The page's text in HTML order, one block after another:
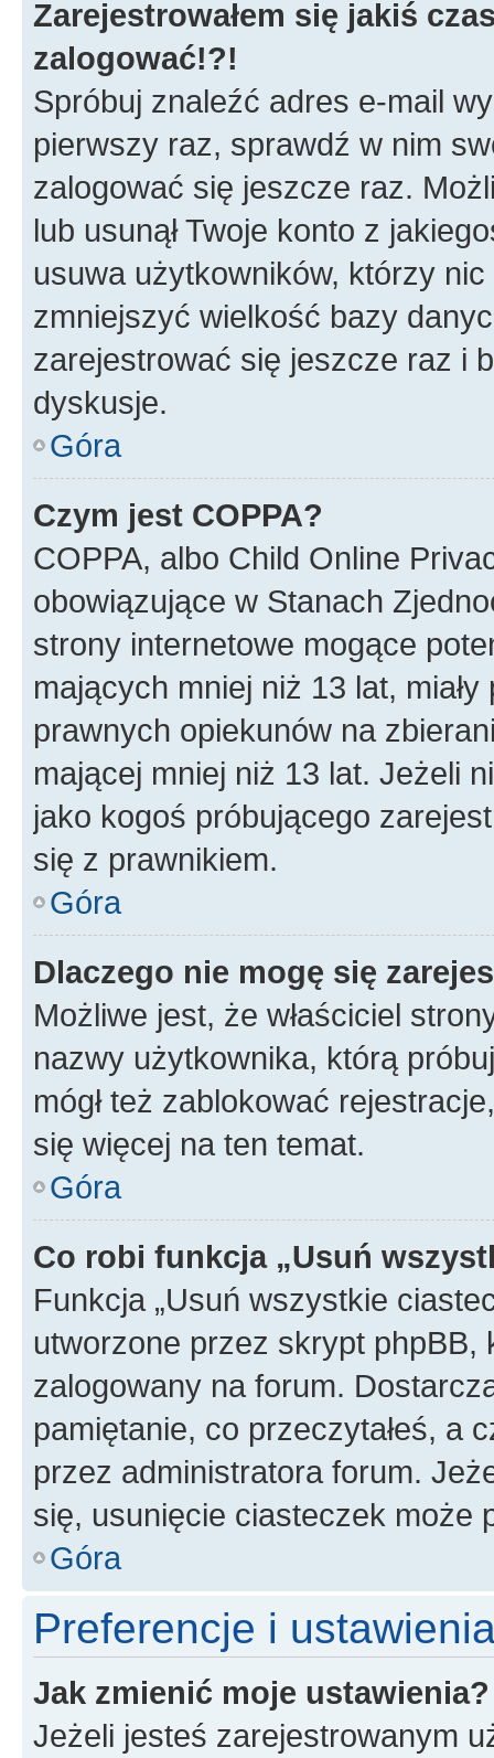
Zarejestrowałem się jakiś
zalogować!?!
Spróbuj znaleźć adres e-mail
pierwszy raz, sprawdź w nim
zalogować się jeszcze raz.
lub usunął Twoje konto z
usuwa użytkowników, którzy
zmniejszyć wielkość bazy
zarejestrować się jeszcze raz i
dyskusje.
Góra
Czym jest COPPA?
COPPA, albo Child Online
obowiązujące w Stanach
strony internetowe mogące
mających mniej niż 13 lat,
prawnych opiekunów na
mającej mniej niż 13 lat. Jeżeli
jako kogoś próbującego
się z prawnikiem.
Góra
Dlaczego nie mogę się
Możliwe jest, że właściciel
nazwy użytkownika, którą
mógł też zablokować
się więcej na ten temat.
Góra
Co robi funkcja „Usuń
Funkcja „Usuń wszystkie
utworzone przez skrypt
zalogowany na forum.
pamiętanie, co przeczytałeś, a
przez administratora forum.
się, usunięcie ciasteczek może
Góra
Preferencje i
Jak zmienić moje ustawienia?
Jeżeli jesteś zarejestrowanym